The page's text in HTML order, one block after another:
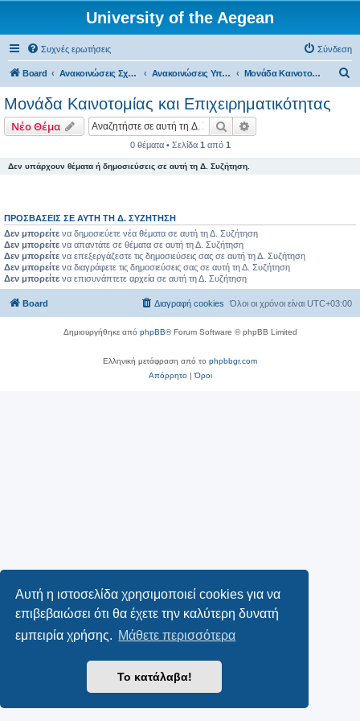
Αυτή η ιστοσελίδα χρησιμοποιεί cookies για να
επιβεβαιώσει ότι θα έχετε την καλύτερη δυνατή
εμπειρία χρήσης. Μάθετε περισσότερα
Το κατάλαβα!
University of the Aegean
Συχνές ερωτήσεις Σύνδεση
Board Ανακοινώσεις Σχολών, Τμημάτων, Συλλόγων & Υπηρεσιών Ανακοινώσεις Υπηρεσιών Μονάδα Καινοτομίας και Επιχειρηματικότητας
η
Μονάδα Καινοτομίας και Επιχειρηματικότητας
Νέο Θέμα Αναζήτηση
0 θέματα • Σελίδα 1 από 1
Δεν υπάρχουν θέματα ή δημοσιεύσεις σε αυτή τη Δ. Συζήτηση.
ΠΡΟΣΒΆΣΕΙΣ ΣΕ ΑΥΤΉ ΤΗ Δ. ΣΥΖΉΤΗΣΗ
Δεν μπορείτε να δημοσιεύετε νέα θέματα σε αυτή τη Δ. Συζήτηση
Δεν μπορείτε να απαντάτε σε θέματα σε αυτή τη Δ. Συζήτηση
Δεν μπορείτε να επεξεργάζεστε τις δημοσιεύσεις σας σε αυτή τη Δ. Συζήτηση
Δεν μπορείτε να διαγράφετε τις δημοσιεύσεις σας σε αυτή τη Δ. Συζήτηση
Δεν μπορείτε να επισυνάπτετε αρχεία σε αυτή τη Δ. Συζήτηση
Board Όλοι οι χρόνοι είναι UTC+03:00
Διαγραφή cookies
Δημιουργήθηκε από phpBB® Forum Software © phpBB Limited
Ελληνική μετάφραση από το phpbbgr.com
Απόρρητο|Όροι